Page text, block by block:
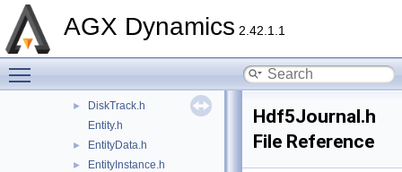
AGX Dynamics 2.42.1.1
►
Channel.h
►
DiskTrack.h
Entity.h
► EntityData.h
► EntityInstance.h
Hdf5Journal.h
File Reference